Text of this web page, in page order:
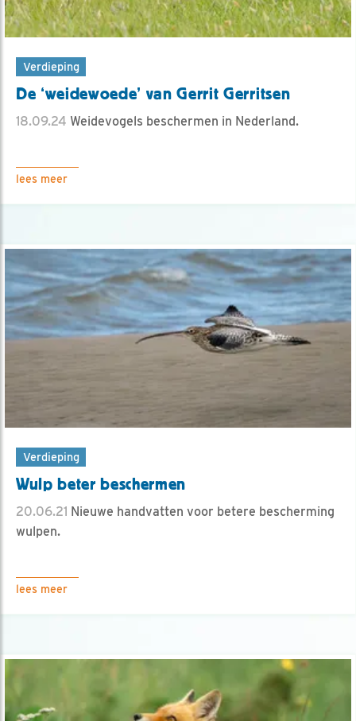
Verdieping
De ‘weidewoede’ van Gerrit Gerritsen
18.09.24 Weidevogels beschermen in Nederland.
lees meer
Verdieping
Wulp beter beschermen
20.06.21 Nieuwe handvatten voor betere bescherming
wulpen.
lees meer